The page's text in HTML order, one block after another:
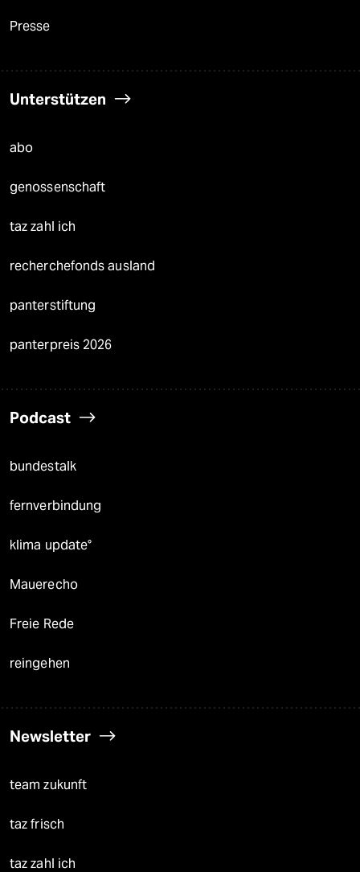
Presse
Unterstützen
abo
genossenschaft
taz zahl ich
recherchefonds ausland
panterstiftung
panterpreis 2026
Podcast
bundestalk
fernverbindung
klima update°
Mauerecho
Freie Rede
reingehen
Newsletter
team zukunft
taz frisch
taz zahl ich